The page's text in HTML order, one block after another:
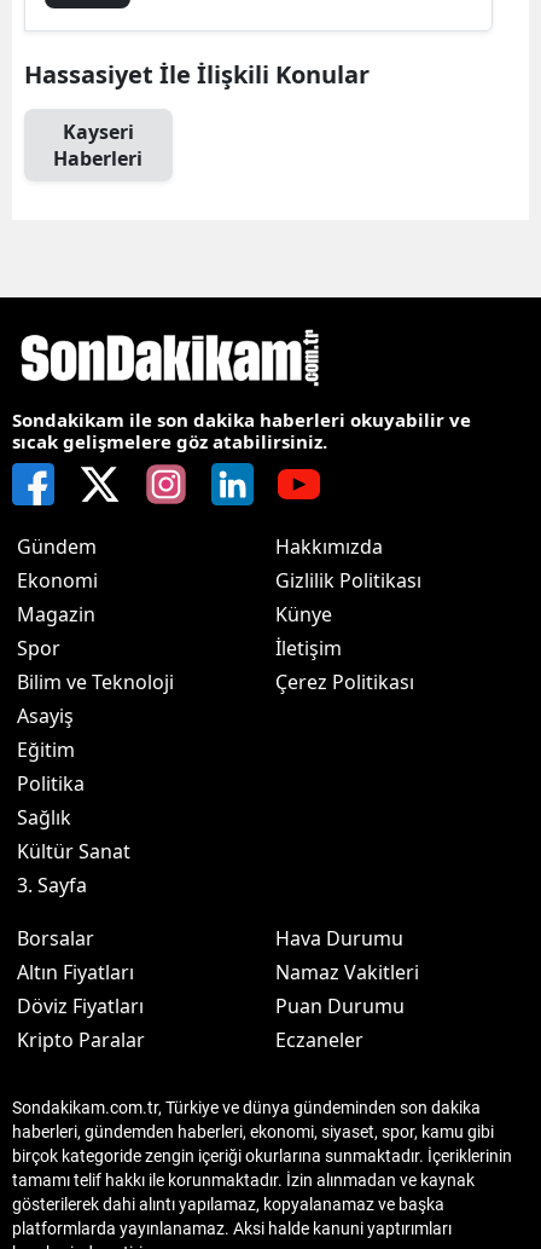
Hassasiyet İle İlişkili Konular
Kayseri
Haberleri
Sondakikam ile son dakika haberleri okuyabilir ve
sıcak gelişmelere göz atabilirsiniz.
Gündem
Ekonomi
Magazin
Spor
Bilim ve Teknoloji
Asayiş
Eğitim
Politika
Sağlık
Kültür Sanat
3. Sayfa
Hakkımızda
Gizlilik Politikası
Künye
İletişim
Çerez Politikası
Borsalar
Altın Fiyatları
Döviz Fiyatları
Kripto Paralar
Hava Durumu
Namaz Vakitleri
Puan Durumu
Eczaneler
Sondakikam.com.tr, Türkiye ve dünya gündeminden son dakika
haberleri, gündemden haberleri, ekonomi, siyaset, spor, kamu gibi
birçok kategoride zengin içeriği okurlarına sunmaktadır. İçeriklerinin
tamamı telif hakkı ile korunmaktadır. İzin alınmadan ve kaynak
gösterilerek dahi alıntı yapılamaz, kopyalanamaz ve başka
platformlarda yayınlanamaz. Aksi halde kanuni yaptırımları